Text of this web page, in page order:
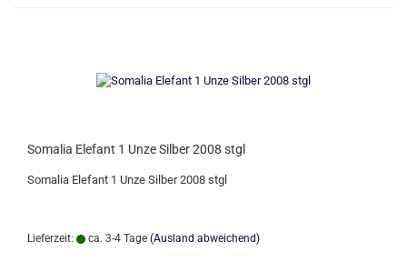
Somalia Elefant 1 Unze Silber 2008 stgl
Somalia Elefant 1 Unze Silber 2008 stgl
Lieferzeit: ca. 3-4 Tage (Ausland abweichend)